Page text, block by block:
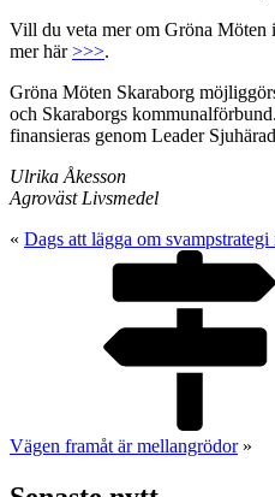
Vill du veta mer om Gröna Möten
mer här>>>.
Gröna Möten Skaraborg
och Skaraborgs
finansieras genom Leader
Ulrika Åkesson
Agroväst Livsmedel
« Dags att lägga om
Vägen framåt är mellangrödor»